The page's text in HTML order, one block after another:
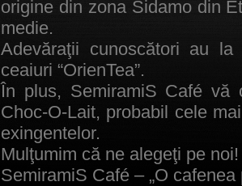
origine din zona Sidamo din
medie.
Adevăraţii cunoscători au
ceaiuri “OrienTea”.
În plus, SemiramiS Café vă
Choc-O-Lait, probabil cele
exingentelor.
Mulţumim că ne alegeţi pe noi!
SemiramiS Café – „O cafenea